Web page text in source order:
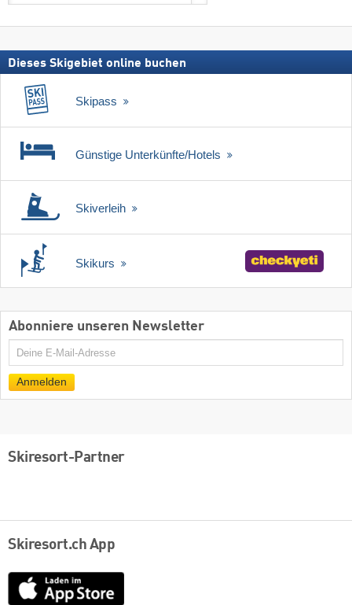
Dieses Skigebiet online buchen
Skipass
Günstige Unterkünfte/Hotels
Skiverleih
Skikurs
Abonniere unseren Newsletter
E-
Anmelden
Skiresort-Partner
Skiresort.ch App
App
Store